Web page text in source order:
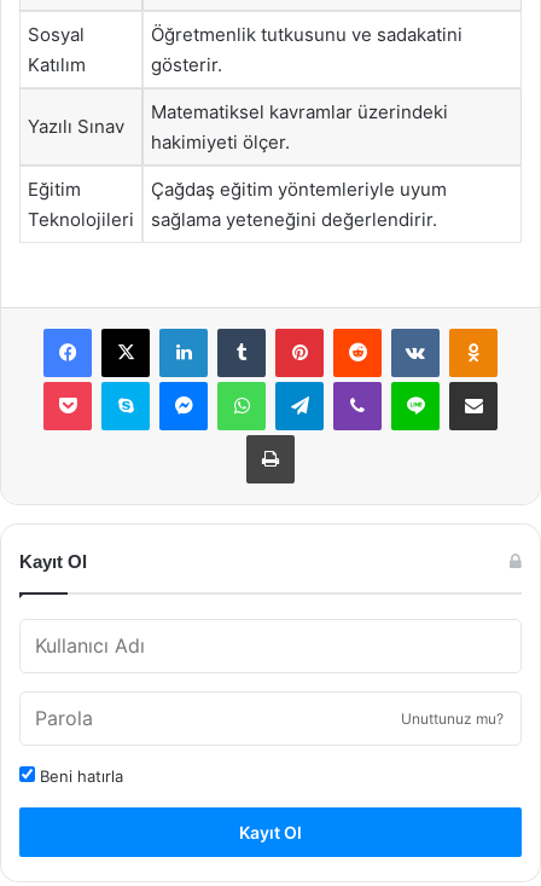
Sosyal
Katılım
Öğretmenlik tutkusunu ve sadakatini
gösterir.
Yazılı Sınav
Matematiksel kavramlar üzerindeki
hakimiyeti ölçer.
Eğitim
Teknolojileri
Çağdaş eğitim yöntemleriyle uyum
sağlama yeteneğini değerlendirir.
Facebook
X LinkedInTumblr PinterestReddit VKontakte
Pocket Skype MessengerWhatsAppTelegramViber Line E-Posta ile
Yazdır
Kayıt Ol
Unuttunuz mu?
Beni hatırla
Kayıt Ol